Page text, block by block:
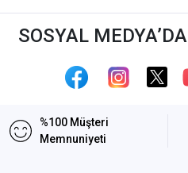
SOSYAL MEDYA’DA
%100 Müşteri
Memnuniyeti